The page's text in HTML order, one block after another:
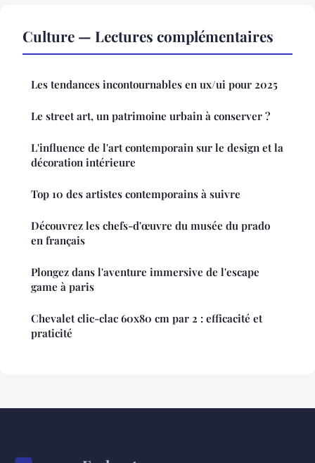
Culture — Lectures complémentaires
Les tendances incontournables en ux/ui pour 2025
Le street art, un patrimoine urbain à conserver ?
L'influence de l'art contemporain sur le design et la
décoration intérieure
Top 10 des artistes contemporains à suivre
Découvrez les chefs-d'œuvre du musée du prado
en français
Plongez dans l'aventure immersive de l'escape
game à paris
Chevalet clic-clac 60x80 cm par 2 : efficacité et
praticité